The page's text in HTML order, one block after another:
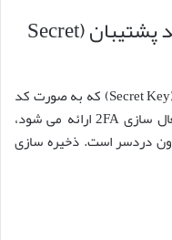
اهمیت فوق العاده ذخیره کلید پشتیبان (Secret
همانطور که قبلاً اشاره شد، کلید پشتیبان (Secret Key) که به صورت کد
۱۶ یا ۳۲ رقمی و یا QR Code در زمان فعال سازی 2FA ارائه می شود،
دردسر است. ذخیره سازی